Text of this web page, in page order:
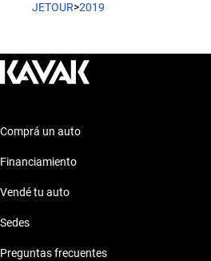
JETOUR>2019
Comprá un auto
Financiamiento
Vendé tu auto
Sedes
Preguntas frecuentes